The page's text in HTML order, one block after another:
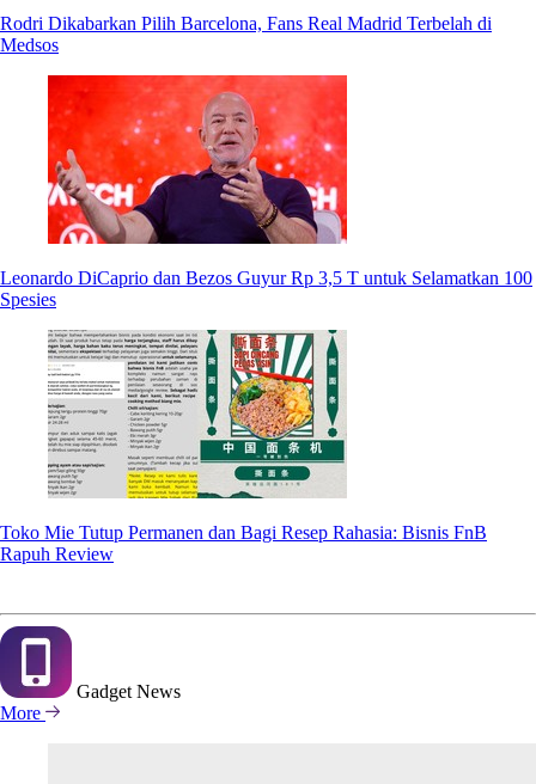
Rodri Dikabarkan Pilih Barcelona, Fans Real Madrid Terbelah di
Medsos
Leonardo DiCaprio dan Bezos Guyur Rp 3,5 T untuk Selamatkan 100
Spesies
Toko Mie Tutup Permanen dan Bagi Resep Rahasia: Bisnis FnB
Rapuh Review
Gadget News
More